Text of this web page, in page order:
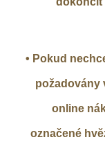
• Pokud
požadovány
online
označené